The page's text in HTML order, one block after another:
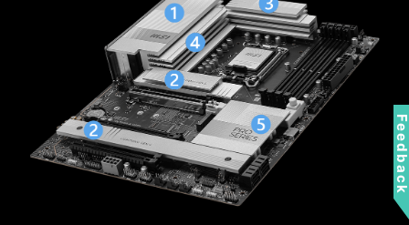
Connect and synchronize with MSI coolers and
cases with strategically positioned pin-header
locations including a dedicated pump-fan header.
รบกวนให้พีซีของคุณได้อย่างง่ายดาย พร้อมระบบติดตาม
อุณหภูมิแบบเรียลไทม์ ปรับจูนประสิทธิภาพสูงสุดได้เพียง
คลิกเดียว
หลากโปรไฟล์การใช้งาน
พัดลมอัจฉริยะ & ปรับแต่ง
เอง